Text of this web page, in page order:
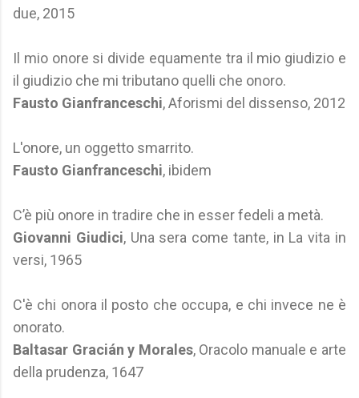
due, 2015
Il mio onore si divide equamente tra il mio giudizio e
il giudizio che mi tributano quelli che onoro.
Fausto Gianfranceschi, Aforismi del dissenso, 2012
L'onore, un oggetto smarrito.
Fausto Gianfranceschi, ibidem
C’è più onore in tradire che in esser fedeli a metà.
Giovanni Giudici, Una sera come tante, in La vita in
versi, 1965
C'è chi onora il posto che occupa, e chi invece ne è
onorato.
Baltasar Gracián y Morales, Oracolo manuale e arte
della prudenza, 1647